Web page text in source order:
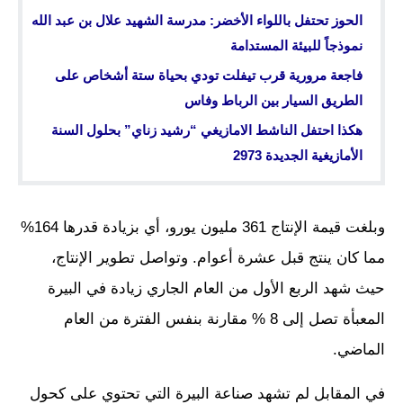
الحوز تحتفل باللواء الأخضر: مدرسة الشهيد علال بن عبد الله
نموذجاً للبيئة المستدامة
فاجعة مرورية قرب تيفلت تودي بحياة ستة أشخاص على
الطريق السيار بين الرباط وفاس
هكذا احتفل الناشط الامازيغي “رشيد زناي” بحلول السنة
الأمازيغية الجديدة 2973
وبلغت قيمة الإنتاج 361 مليون يورو، أي بزيادة قدرها 164%
مما كان ينتج قبل عشرة أعوام. وتواصل تطوير الإنتاج،
حيث شهد الربع الأول من العام الجاري زيادة في البيرة
المعبأة تصل إلى 8 % مقارنة بنفس الفترة من العام
الماضي.
في المقابل لم تشهد صناعة البيرة التي تحتوي على كحول